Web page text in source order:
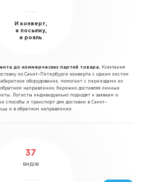
И конверт,
и посылку,
и рояль
до коммерческих партий товара.
Компания
из Санкт–Петербурга конверта с одним листом
оборудование, помогает с переездами из
направлении, бережно доставляя личные
Логисты индивидуально подходят к заявкам и
способы и транспорт для доставки в Санкт–
и в обратном направлении.
37
видов